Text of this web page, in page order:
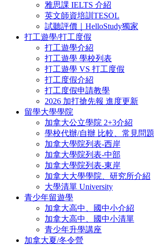
雅思課 IELTS 介紹
英文師資培訓TESOL
試聽評價｜HelloStudy獨家
打工遊學/打工度假
打工遊學介紹
打工遊學 學校列表
打工遊學 VS 打工度假
打工度假介紹
打工度假申請教學
2026 加打搶先報 進度更新
留學大學學院
加拿大公立學院 2+3介紹
學校代辦/自辦 比較、常見問題
加拿大學院列表-西岸
加拿大學院列表-中部
加拿大學院列表-東岸
加拿大大學學院、研究所介紹
大學清單 University
青少年留遊學
加拿大高中、國中小介紹
加拿大高中、國中小清單
青少年升學講座
加拿大夏/冬令營